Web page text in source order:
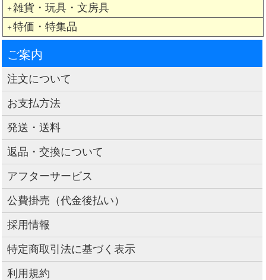
＋ 雑貨・玩具・文房具
＋ 特価・特集品
ご案内
注文について
お支払方法
発送・送料
返品・交換について
アフターサービス
公費掛売（代金後払い）
採用情報
特定商取引法に基づく表示
利用規約